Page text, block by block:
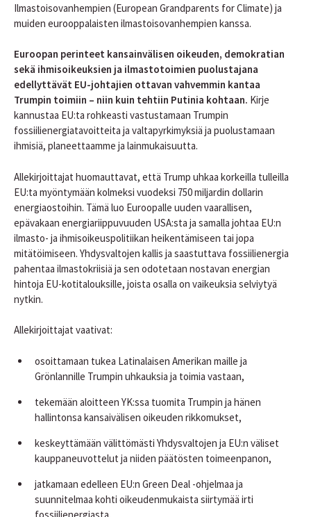
Ilmastoisovanhempien (European Grandparents for Climate) ja
muiden eurooppalaisten ilmastoisovanhempien kanssa.
Euroopan perinteet kansainvälisen oikeuden, demokratian
sekä ihmisoikeuksien ja ilmastotoimien puolustajana
edellyttävät EU-johtajien ottavan vahvemmin kantaa
Trumpin toimiin – niin kuin tehtiin Putinia kohtaan. Kirje
kannustaa EU:ta rohkeasti vastustamaan Trumpin
fossiilienergiatavoitteita ja valtapyrkimyksiä ja puolustamaan
ihmisiä, planeettaamme ja lainmukaisuutta.
Allekirjoittajat huomauttavat, että Trump uhkaa korkeilla tulleilla
EU:ta myöntymään kolmeksi vuodeksi 750 miljardin dollarin
energiaostoihin. Tämä luo Euroopalle uuden vaarallisen,
epävakaan energiariippuvuuden USA:sta ja samalla johtaa EU:n
ilmasto- ja ihmisoikeuspolitiikan heikentämiseen tai jopa
mitätöimiseen. Yhdysvaltojen kallis ja saastuttava fossiilienergia
pahentaa ilmastokriisiä ja sen odotetaan nostavan energian
hintoja EU-kotitalouksille, joista osalla on vaikeuksia selviytyä
nytkin.
Allekirjoittajat vaativat:
osoittamaan tukea Latinalaisen Amerikan maille ja
Grönlannille Trumpin uhkauksia ja toimia vastaan,
tekemään aloitteen YK:ssa tuomita Trumpin ja hänen
hallintonsa kansaivälisen oikeuden rikkomukset,
keskeyttämään välittömästi Yhdysvaltojen ja EU:n väliset
kauppaneuvottelut ja niiden päätösten toimeenpanon,
jatkamaan edelleen EU:n Green Deal -ohjelmaa ja
suunnitelmaa kohti oikeudenmukaista siirtymää irti